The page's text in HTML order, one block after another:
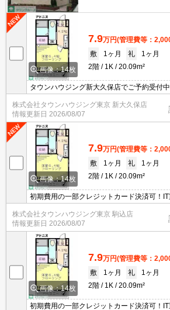
画像：14枚
7.9万円(管理費等：
敷
1ヶ月 礼
1ヶ月
2階
1K 20.09m²
タウンハウジング新大久保店でご予約受付中
株式会社タウンハウジング東京 新大久保店
情報更新日 2026/08/07
画像：14枚
7.9万円(管理費等：
敷
1ヶ月 礼
1ヶ月
2階
1K 20.09m²
初期費用の一部クレジットカード決済可！IT
談ください。オンライン内見相談可能！お
5-0651】
株式会社タウンハウジング東京 駒込店
情報更新日 2026/08/07
画像：14枚
7.9万円(管理費等：
敷
1ヶ月 礼
1ヶ月
2階
1K 20.09m²
初期費用の一部クレジットカード決済可！IT